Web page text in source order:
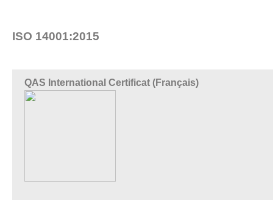
ISO 14001:2015
QAS International Certificat (Français)